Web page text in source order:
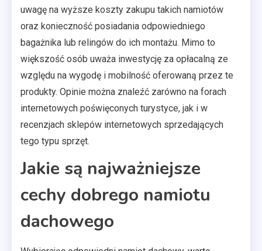
uwagę na wyższe koszty zakupu takich namiotów
oraz konieczność posiadania odpowiedniego
bagażnika lub relingów do ich montażu. Mimo to
większość osób uważa inwestycję za opłacalną ze
względu na wygodę i mobilność oferowaną przez te
produkty. Opinie można znaleźć zarówno na forach
internetowych poświęconych turystyce, jak i w
recenzjach sklepów internetowych sprzedających
tego typu sprzęt.
Jakie są najważniejsze
cechy dobrego namiotu
dachowego